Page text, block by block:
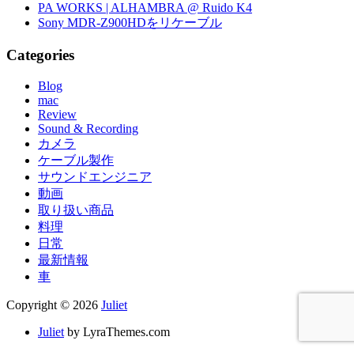
PA WORKS | ALHAMBRA @ Ruido K4
Sony MDR-Z900HDをリケーブル
Categories
Blog
mac
Review
Sound & Recording
カメラ
ケーブル製作
サウンドエンジニア
動画
取り扱い商品
料理
日常
最新情報
車
Copyright © 2026 Juliet
Juliet by LyraThemes.com